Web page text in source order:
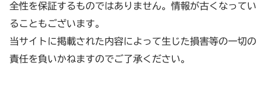
全性を保証するものではありません。情報が古くなってい
ることもございます。
当サイトに掲載された内容によって生じた損害等の一切の
責任を負いかねますのでご了承ください。